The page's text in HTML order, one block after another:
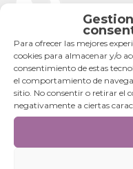
Para ofrecer las mejores
cookies para almacenar y/o
consentimiento de estas
el comportamiento de
sitio. No consentir o retirar el
negativamente a ciertas